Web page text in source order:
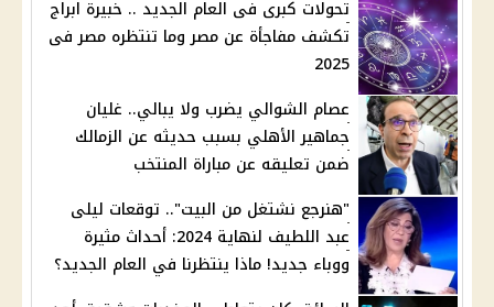
تحولات كبرى فى العام الجديد .. خبيرة ابراج
تكشف مفاجأة عن مصر وما تنتظره مصر فى
2025
عصام الشوالي يضرب ولا يبالي.. غليان
جماهير الأهلي بسبب حديثه عن الزمالك
ضمن تعليقه عن مباراة المنتخب
"هنرجع نشتغل من البيت".. توقعات ليلى
عبد اللطيف لنهاية 2024: أحداث مثيرة
ووباء جديد! ماذا ينتظرنا في العام الجديد؟